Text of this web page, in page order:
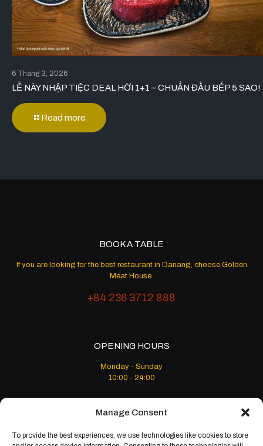
Manage Consent
To provide the best experiences, we use technologies like cookies to store
6 Tháng 3, 2026
LỄ NÀY NHẬP TIỆC DEAL HỜI 1+1 – CHUẨN ĐẦU BẾP 5 SAO!
Read more
BOOK A TABLE
If you are looking for the best restaurant in Danang, choose Golden
Meat House.
+84 236 3712 888
OPENING HOURS
Monday - Sunday
10:00 - 24:00